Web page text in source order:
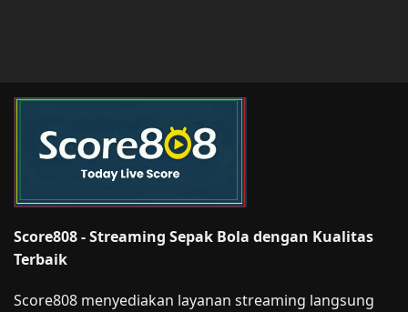
Score808 - Streaming Sepak Bola dengan Kualitas
Terbaik
Score808 menyediakan layanan streaming langsung